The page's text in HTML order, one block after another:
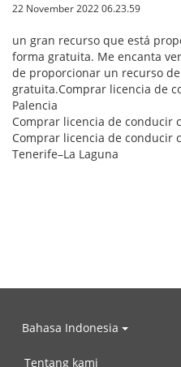
22 November 2022 06.23.59
un gran recurso que está
forma gratuita. Me encanta
de proporcionar un recurso
gratuita.Comprar licencia de
Palencia
Comprar licencia de conducir
Comprar licencia de conducir
Tenerife–La Laguna
Bahasa Indonesia
Tentang kami